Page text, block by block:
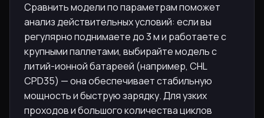
Сравнить модели по параметрам поможет
анализ действительных условий: если вы
регулярно поднимаете до 3 м и работаете с
крупными паллетами, выбирайте модель с
литий-ионной батареей (например, CHL
CPD35) — она обеспечивает стабильную
мощность и быструю зарядку. Для узких
проходов и большого количества циклов